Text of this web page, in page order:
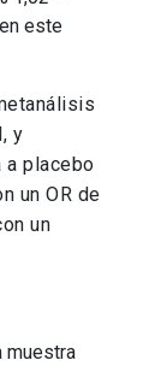
este
y
a placebo
un OR de
un
muestra